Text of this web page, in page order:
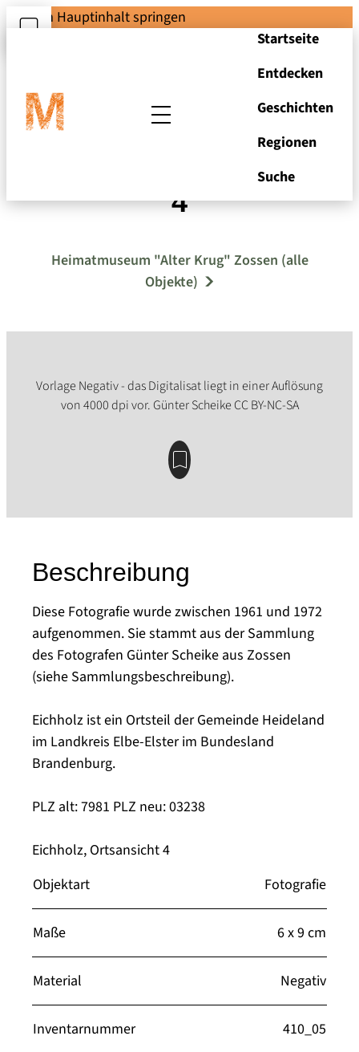
Zum Hauptinhalt springen
Startseite
Entdecken
Geschichten
Regionen
Suche
Eichholz, Ortsansicht
4
Heimatmuseum "Alter Krug" Zossen (alle
Objekte)
Beschreibung
Diese Fotografie wurde zwischen 1961 und 1972
aufgenommen. Sie stammt aus der Sammlung
des Fotografen Günter Scheike aus Zossen
(siehe Sammlungsbeschreibung).
Eichholz ist ein Ortsteil der Gemeinde Heideland
im Landkreis Elbe-Elster im Bundesland
Brandenburg.
PLZ alt: 7981 PLZ neu: 03238
Eichholz, Ortsansicht 4
Objektart
Fotografie
Maße 6 x 9 cm
Material Negativ
Inventarnummer 410_05